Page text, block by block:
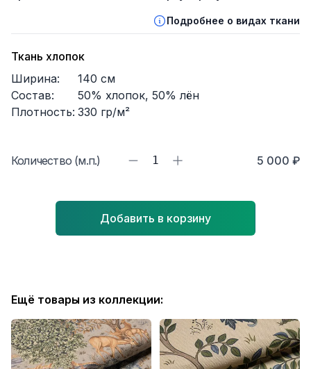
Подробнее о видах ткани
Ткань хлопок
Ширина:
140 см
Состав:
50% хлопок, 50% лён
Плотность: 330 гр/м²
Количество (м.п.) 1 5 000 ₽
Добавить в корзину
Ещё товары из коллекции: